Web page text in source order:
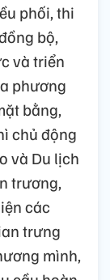
phối, thi
bộ,
và triển
phương
bằng,
chủ động
và Du lịch
trương,
các
trưng
mình,